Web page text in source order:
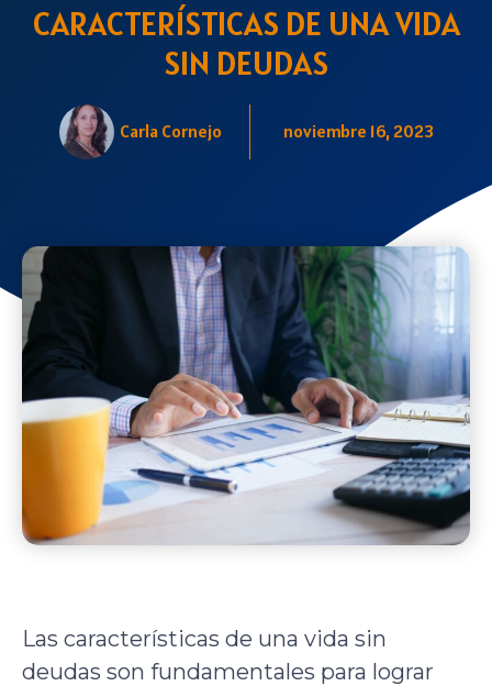
CARACTERÍSTICAS DE UNA VIDA
SIN DEUDAS
Carla Cornejo noviembre 16, 2023
Las características de una vida sin
deudas son fundamentales para lograr